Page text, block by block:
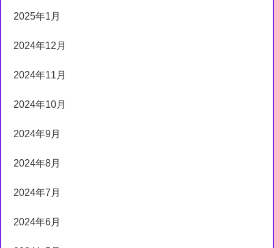
2025年1月
2024年12月
2024年11月
2024年10月
2024年9月
2024年8月
2024年7月
2024年6月